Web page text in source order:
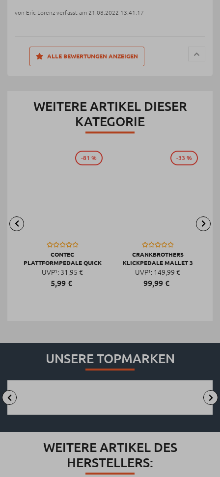
von Eric Lorenz verfasst am 21.08.2022 13:41:17
ALLE BEWERTUNGEN ANZEIGEN
WEITERE ARTIKEL DIESER
KATEGORIE
CONTEC
PLATTFORMPEDALE QUICK
NEO DELUXE
UVP¹: 31,95 €
5,99 €
-81 %
CRANKBROTHERS
KLICKPEDALE MALLET 3
UVP¹: 149,99 €
99,99€
-33 %
UNSERE TOPMARKEN
WEITERE ARTIKEL DES
HERSTELLERS: